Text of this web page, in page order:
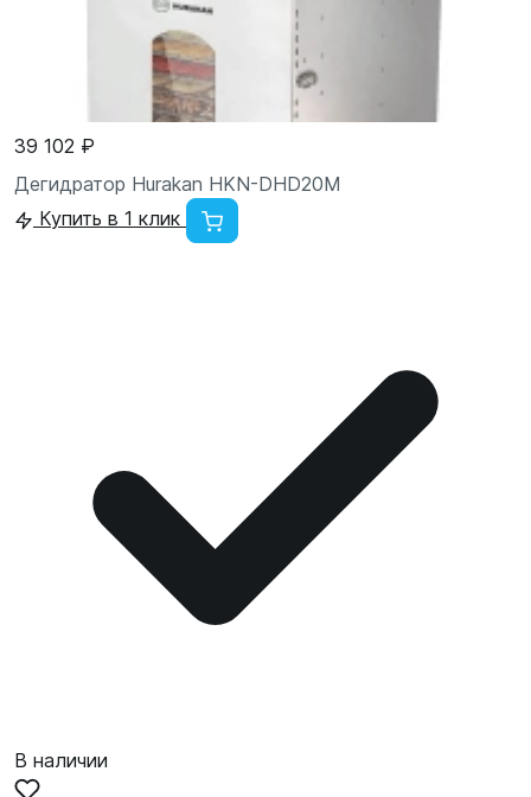
39 102 ₽
Дегидратор Hurakan HKN-DHD20M
Купить в 1 клик
В наличии